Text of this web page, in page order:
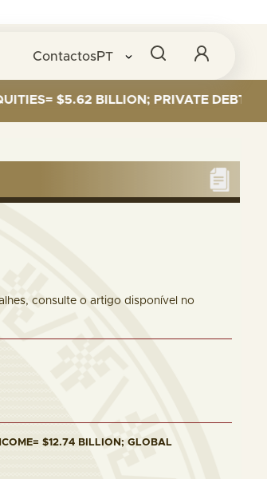
Contactos PT
BILLION; PRIVATE DEBT= $589
consulte o artigo disponível no
$12.74 BILLION; GLOBAL